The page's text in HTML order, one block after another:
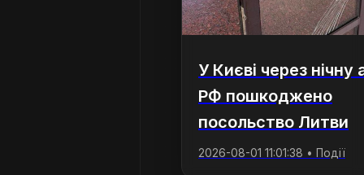
У Києві через нічну
РФ пошкоджено
посольство Литви
2026-08-01 11:01:38 • Події